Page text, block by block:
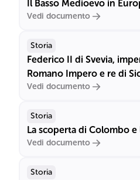
Il Basso Medioevo in
Vedi documento
Storia
Federico II di Svevia,
Romano Impero e re di
Vedi documento
Storia
La scoperta di Colombo
Vedi documento
Storia